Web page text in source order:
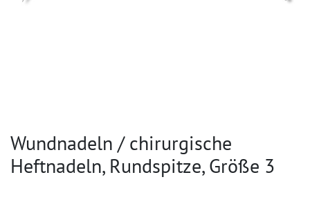
Wundnadeln / chirurgische
Heftnadeln, Rundspitze, Größe 3